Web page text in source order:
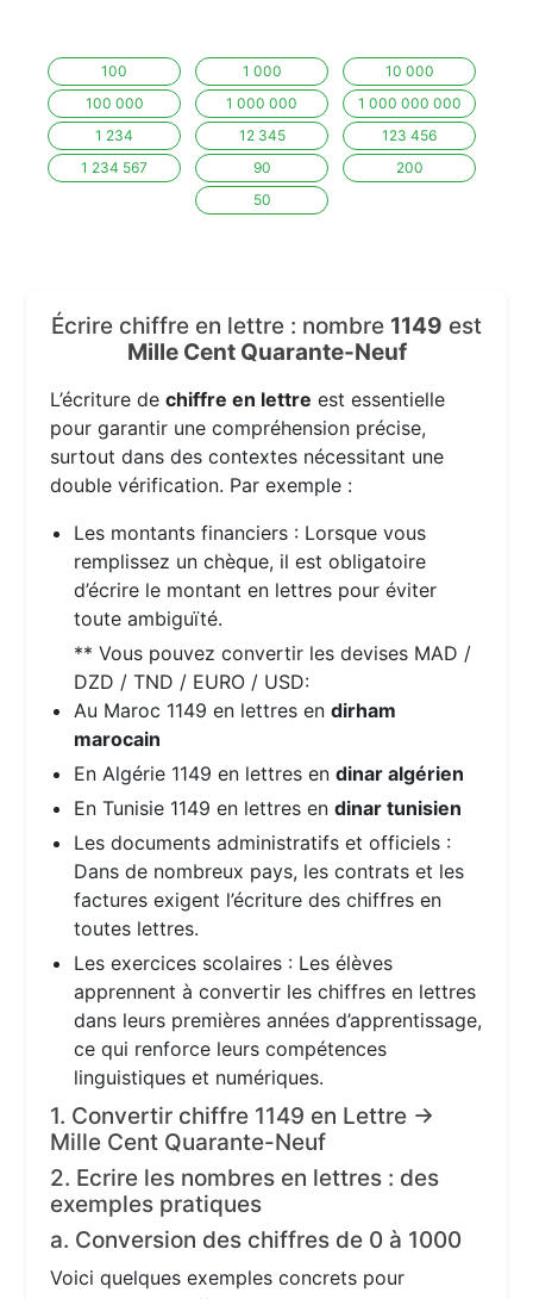
100 1 000
10 000
100 000
1 000 000
1 000 000 000
1 234
12 345
123 456
1 234 567
90
200
50
Écrire chiffre en lettre : nombre 1149 est
Mille Cent Quarante-Neuf
L’écriture dechiffre en lettre est essentielle
pour garantir une compréhension précise,
surtout dans des contextes nécessitant une
double vérification. Par exemple :
Les montants financiers : Lorsque vous
remplissez un chèque, il est obligatoire
d’écrire le montant en lettres pour éviter
toute ambiguïté.
** Vous pouvez convertir les devises MAD /
DZD / TND / EURO / USD:
Au Maroc 1149 en lettres endirham
marocain
En Algérie 1149 en lettres endinar algérien
En Tunisie 1149 en lettres endinar tunisien
Les documents administratifs et officiels :
Dans de nombreux pays, les contrats et les
factures exigent l’écriture des chiffres en
toutes lettres.
Les exercices scolaires : Les élèves
apprennent à convertir les chiffres en lettres
dans leurs premières années d’apprentissage,
ce qui renforce leurs compétences
linguistiques et numériques.
1. Convertir chiffre 1149 en Lettre →
Mille Cent Quarante-Neuf
2. Ecrire les nombres en lettres : des
exemples pratiques
a. Conversion des chiffres de 0 à 1000
Voici quelques exemples concrets pour